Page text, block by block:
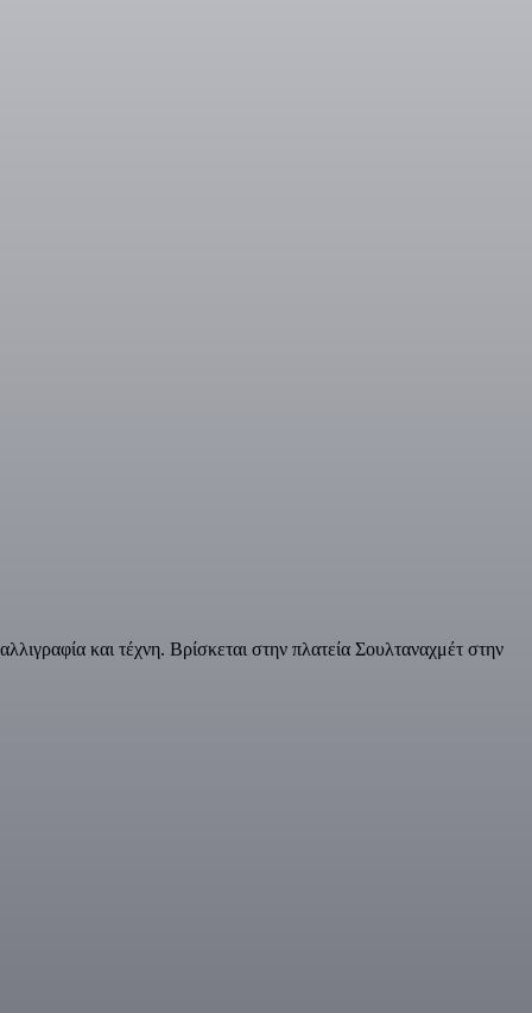
και τέχνη. Βρίσκεται στην πλατεία Σουλταναχμέτ στην